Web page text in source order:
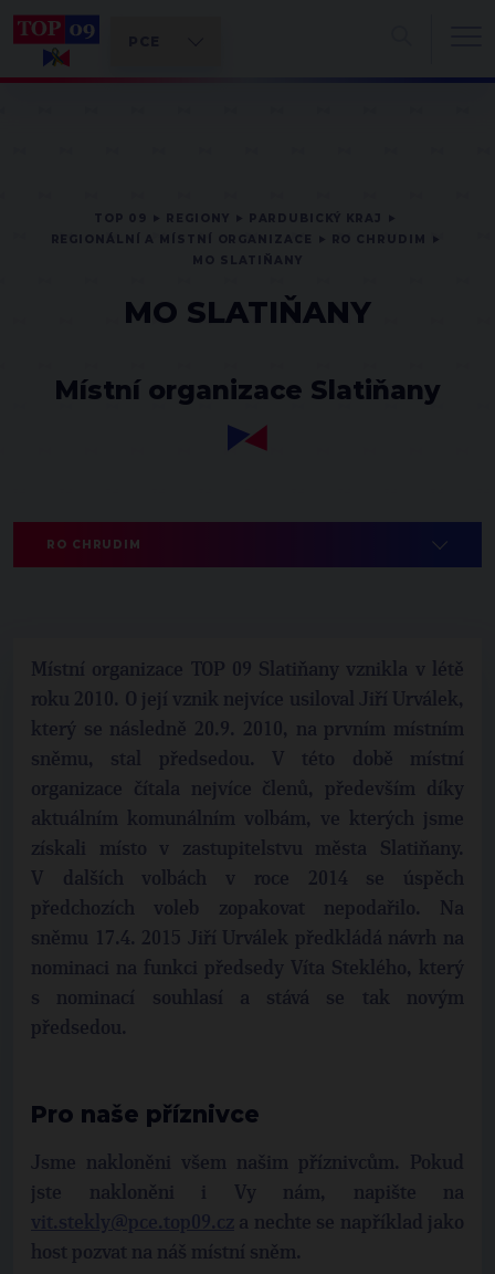
MO SLATIŇANY
Místní organizace Slatiňany
RO CHRUDIM
Místní organizace TOP 09 Slatiňany vznikla v létě
roku 2010. O její vznik nejvíce usiloval Jiří Urválek,
který se následně 20.9. 2010, na prvním místním
sněmu, stal předsedou. V této době místní
organizace čítala nejvíce členů, především díky
aktuálním komunálním volbám, ve kterých jsme
získali místo v zastupitelstvu města Slatiňany.
V dalších volbách v roce 2014 se úspěch
předchozích voleb zopakovat nepodařilo. Na
sněmu 17.4. 2015 Jiří Urválek předkládá návrh na
nominaci na funkci předsedy Víta Steklého, který
s nominací souhlasí a stává se tak novým
předsedou.
Pro naše příznivce
Jsme nakloněni všem našim příznivcům. Pokud
jste nakloněni i Vy nám, napište na
a nechte se například jako
host pozvat na náš místní sněm.